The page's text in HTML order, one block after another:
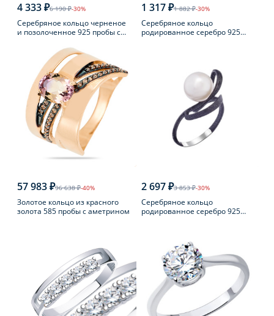
4 333 ₽6 190 ₽-30%
Серебряное кольцо черненое
и позолоченное 925 пробы с
1 317 ₽1 882 ₽-30%
Серебряное кольцо
родированное серебро 925
57 983 ₽96 638 ₽-40%
Золотое кольцо из красного
золота 585 пробы с аметрином
2 697 ₽3 853 ₽-30%
Серебряное кольцо
родированное серебро 925